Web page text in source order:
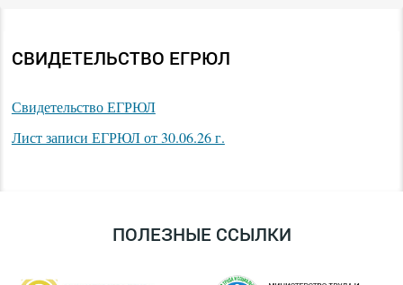
СВИДЕТЕЛЬСТВО ЕГРЮЛ
Свидетельство ЕГРЮЛ
Лист записи ЕГРЮЛ от 30.06.26 г.
ПОЛЕЗНЫЕ ССЫЛКИ